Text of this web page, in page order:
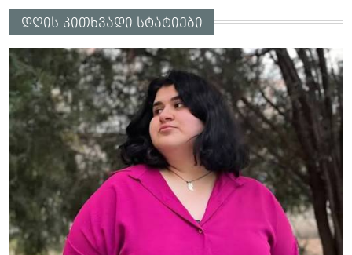
დღის კითხვადი სტატიები